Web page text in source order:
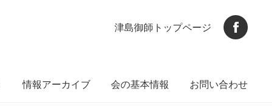
津島御師トップページ
情報アーカイブ 会の基本情報 お問い合わせ